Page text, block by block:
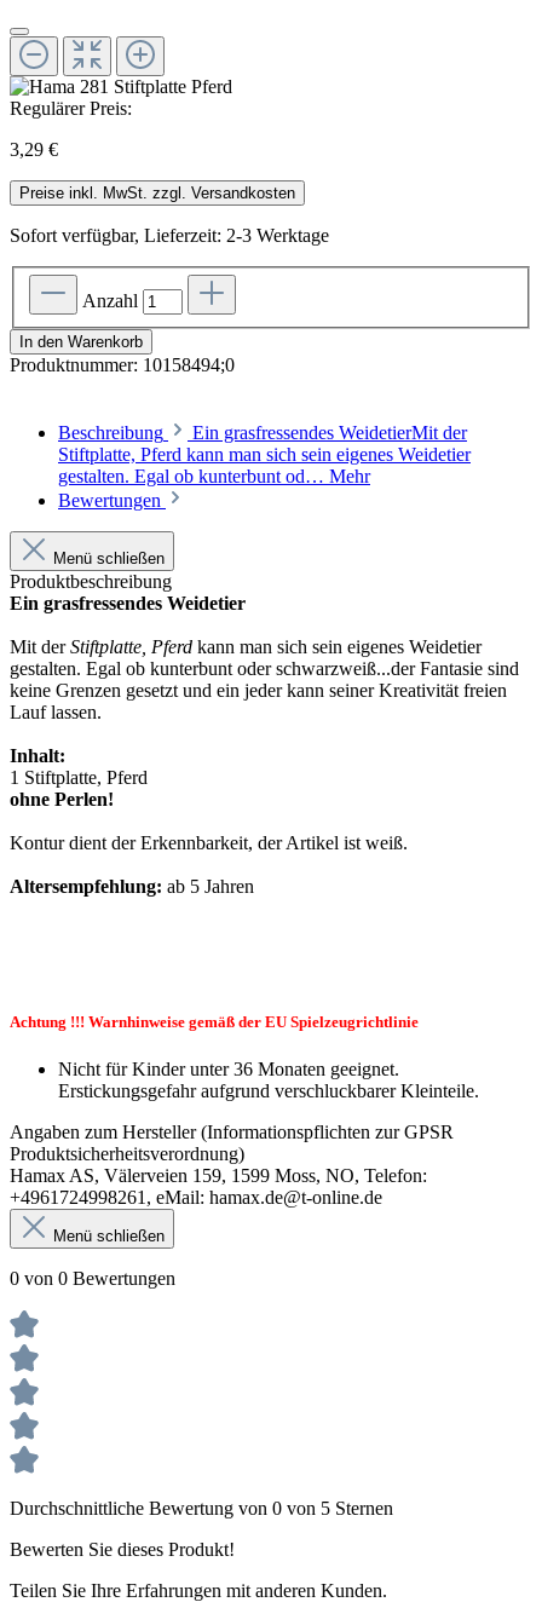
Regulärer Preis:
3,29 €
Preise inkl. MwSt. zzgl. Versandkosten
Sofort verfügbar, Lieferzeit: 2-3 Werktage
Anzahl
In den Warenkorb
Produktnummer: 10158494;0
Beschreibung
Ein grasfressendes WeidetierMit der
Stiftplatte, Pferd kann man sich sein eigenes Weidetier
gestalten. Egal ob kunterbunt od… Mehr
Bewertungen
Menü schließen
Produktbeschreibung
Ein grasfressendes Weidetier
Mit derStiftplatte, Pferd kann man sich sein eigenes Weidetier
gestalten. Egal ob kunterbunt oder schwarzweiß...der Fantasie sind
keine Grenzen gesetzt und ein jeder kann seiner Kreativität freien
Lauf lassen.
Inhalt:
1 Stiftplatte, Pferd
ohne Perlen!
Kontur dient der Erkennbarkeit, der Artikel ist weiß.
Altersempfehlung: ab 5 Jahren
Achtung !!! Warnhinweise gemäß der EU Spielzeugrichtlinie
Nicht für Kinder unter 36 Monaten geeignet.
Erstickungsgefahr aufgrund verschluckbarer Kleinteile.
Angaben zum Hersteller (Informationspflichten zur GPSR
Produktsicherheitsverordnung)
Hamax AS, Välerveien 159, 1599 Moss, NO, Telefon:
+4961724998261, eMail: hamax.de@t-online.de
Menü schließen
0 von 0 Bewertungen
Durchschnittliche Bewertung von 0 von 5 Sternen
Bewerten Sie dieses Produkt!
Teilen Sie Ihre Erfahrungen mit anderen Kunden.